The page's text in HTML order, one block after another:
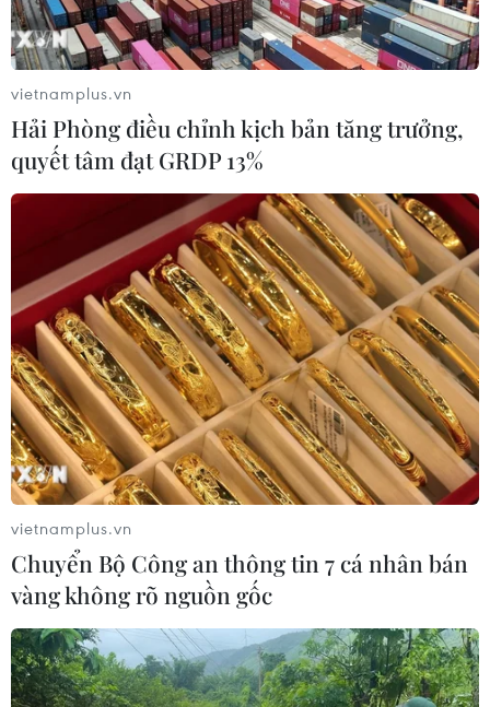
vietnamplus.vn
Hải Phòng điều chỉnh kịch bản tăng trưởng,
quyết tâm đạt GRDP 13%
vietnamplus.vn
Chuyển Bộ Công an thông tin 7 cá nhân bán
vàng không rõ nguồn gốc